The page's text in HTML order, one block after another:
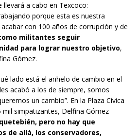
llevará a cabo en Texcoco:
porque esta es nuestra
con 100 años de corrupción y de
militantes seguir
para lograr nuestro objetivo,
Gómez.
lado está el anhelo de cambio en el
acabó a los de siempre, somos
un cambio”. En la Plaza Cívica
mil simpatizantes, Delfina Gómez
pero no hay que
de allá, los conservadores,